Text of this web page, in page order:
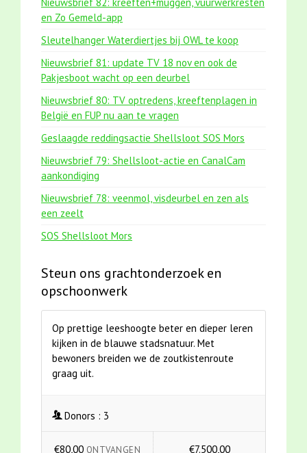
en Zo Gemeld-app
Sleutelhanger Waterdiertjes bij OWL te koop
Nieuwsbrief 81: update TV 18 nov en ook de
Pakjesboot wacht op een deurbel
Nieuwsbrief 80: TV optredens, kreeftenplagen in
België en FUP nu aan te vragen
Geslaagde reddingsactie Shellsloot SOS Mors
Nieuwsbrief 79: Shellsloot-actie en CanalCam
aankondiging
Nieuwsbrief 78: veenmol, visdeurbel en zen als
een zeelt
SOS Shellsloot Mors
Steun ons grachtonderzoek en
opschoonwerk
Op prettige leeshoogte beter en dieper leren
kijken in de blauwe stadsnatuur. Met
bewoners breiden we de zoutkistenroute
graag uit.
Donors : 3
€80,00 ONTVANGEN €7.500,00